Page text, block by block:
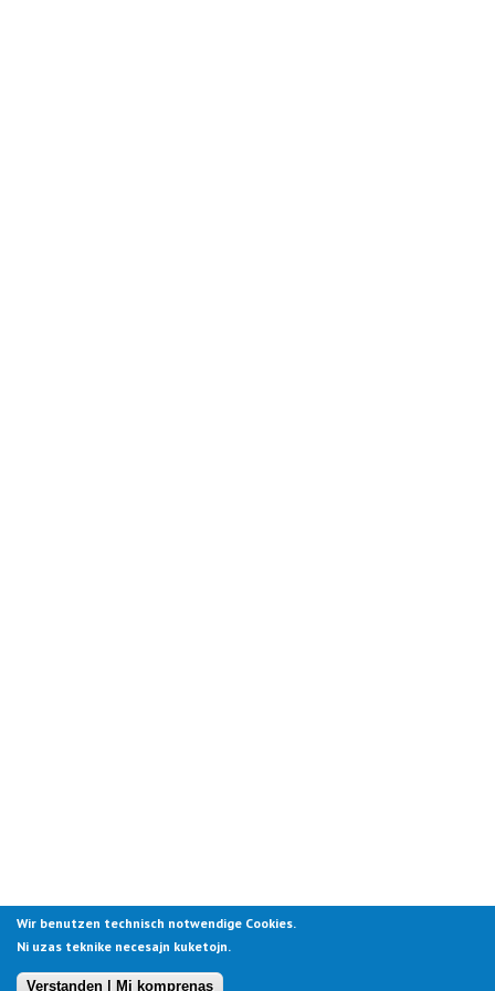
Wir benutzen technisch notwendige Cookies.
Ni uzas teknike necesajn kuketojn.
Verstanden | Mi komprenas